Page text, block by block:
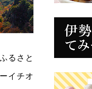
るさと
イチオ